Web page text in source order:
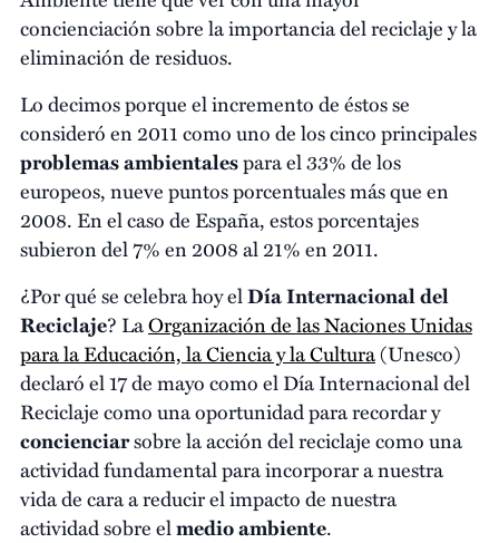
concienciación sobre la importancia del reciclaje y la
eliminación de residuos.
Lo decimos porque el incremento de éstos se
consideró en 2011 como uno de los cinco principales
problemas ambientalespara el 33% de los
europeos, nueve puntos porcentuales más que en
2008. En el caso de España, estos porcentajes
subieron del 7% en 2008 al 21% en 2011.
¿Por qué se celebra hoy elDía Internacional del
Reciclaje? LaOrganización de las Naciones Unidas
para la Educación, la Ciencia y la Cultura(Unesco)
declaró el 17 de mayo como el Día Internacional del
Reciclaje como una oportunidad para recordar y
concienciarsobre la acción del reciclaje como una
actividad fundamental para incorporar a nuestra
vida de cara a reducir el impacto de nuestra
actividad sobre elmedio ambiente.